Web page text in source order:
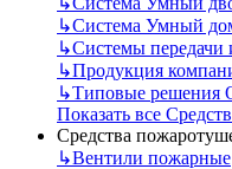
↳Система Умный
↳Системы передачи
↳Продукция
↳Типовые решения
Показать все
Средства
↳Вентили пожарные